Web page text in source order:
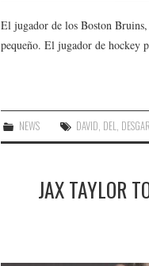
El jugador de los Boston
pequeño. El jugador de hockey
NEWS DAVID, DEL,
JAX TAYLOR